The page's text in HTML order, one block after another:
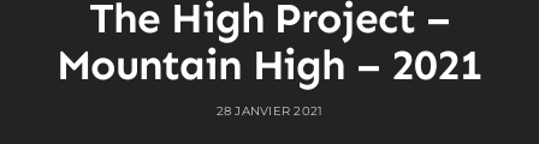
The High Project –
Mountain High – 2021
28 JANVIER 2021